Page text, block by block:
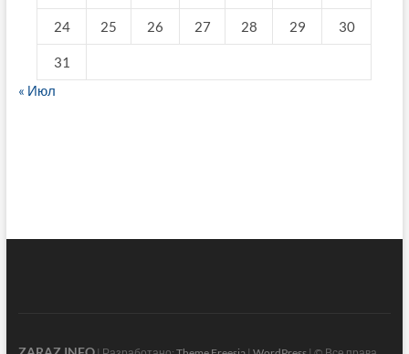
24 25 26 27 28 29 30
31
« Июл